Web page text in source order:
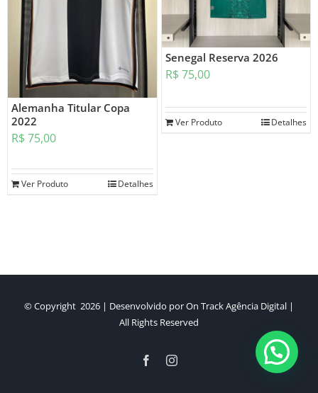
Alemanha Titular Copa
2022
R$ 75,00
Ver Produto Detalhes
Senegal Reserva 2026
R$ 75,00
Ver Produto Detalhes
© Copyright 2026 | Desenvolvido porOn Track Agência Digital |
All Rights Reserved
FacebookInstagram